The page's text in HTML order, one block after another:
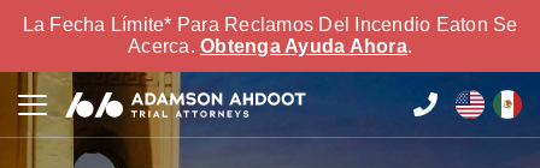
La Fecha Límite* Para Reclamos Del Incendio Eaton Se
Acerca. Obtenga Ayuda Ahora.